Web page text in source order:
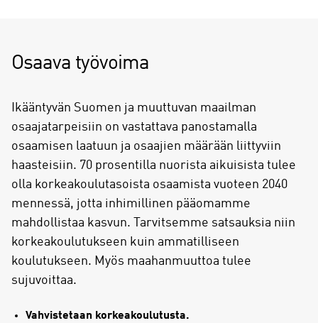
Osaava työvoima
Ikääntyvän Suomen ja muuttuvan maailman
osaajatarpeisiin on vastattava panostamalla
osaamisen laatuun ja osaajien määrään liittyviin
haasteisiin. 70 prosentilla nuorista aikuisista tulee
olla korkeakoulutasoista osaamista vuoteen 2040
mennessä, jotta inhimillinen pääomamme
mahdollistaa kasvun. Tarvitsemme satsauksia niin
korkeakoulutukseen kuin ammatilliseen
koulutukseen. Myös maahanmuuttoa tulee
sujuvoittaa.
Vahvistetaan korkeakoulutusta.